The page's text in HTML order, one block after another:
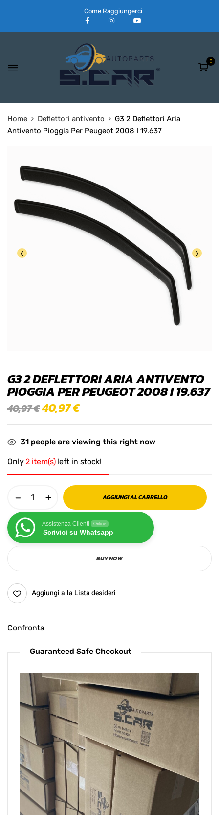
Come Raggiungerci
0
Home Deflettori antivento
G3 2 Deflettori Aria
Antivento Pioggia Per Peugeot 2008 I 19.637
G3 2 DEFLETTORI ARIA ANTIVENTO
PIOGGIA PER PEUGEOT 2008 I 19.637
40,97€40,97€
31 people are viewing this right now
Only2 item(s) left in stock!
AGGIUNGI AL CARRELLO
Assistenza Clienti Online
Scrivici su Whatsapp
BUY NOW
Aggiungi alla Lista desideri
Confronta
Guaranteed Safe Checkout